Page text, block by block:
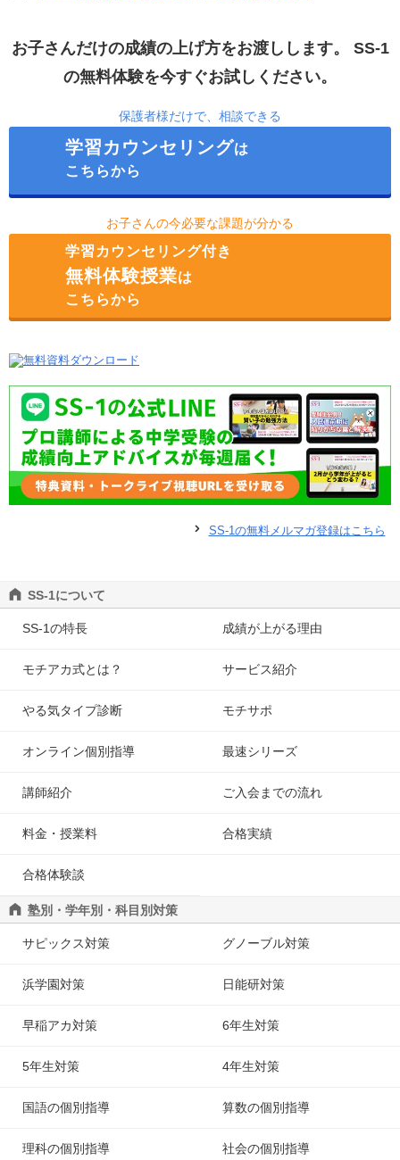
お子さんだけの成績の上げ方をお渡しします。
SS-1
の無料体験を今すぐお試しください。
保護者様だけで、相談できる
学習カウンセリングは
こちらから
お子さんの今必要な課題が分かる
学習カウンセリング付き
無料体験授業は
こちらから
SS-1の無料メルマガ登録はこちら
SS-1について
SS-1の特長 成績が上がる理由
モチアカ式とは？ サービス紹介
やる気タイプ診断 モチサポ
オンライン個別指導 最速シリーズ
講師紹介 ご入会までの流れ
料金・授業料 合格実績
合格体験談
塾別・学年別・科目別対策
サピックス対策 グノーブル対策
浜学園対策 日能研対策
早稲アカ対策 6年生対策
5年生対策 4年生対策
国語の個別指導 算数の個別指導
理科の個別指導 社会の個別指導